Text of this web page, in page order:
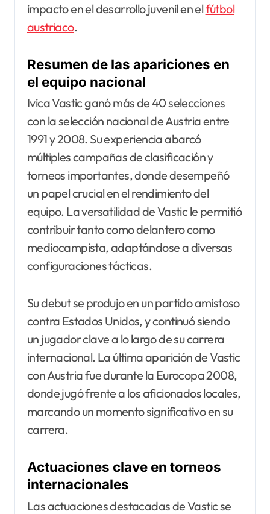
impacto en el desarrollo juvenil en elfútbol
austriaco.
Resumen de las apariciones en
el equipo nacional
Ivica Vastic ganó más de 40 selecciones
con la selección nacional de Austria entre
1991 y 2008. Su experiencia abarcó
múltiples campañas de clasificación y
torneos importantes, donde desempeñó
un papel crucial en el rendimiento del
equipo. La versatilidad de Vastic le permitió
contribuir tanto como delantero como
mediocampista, adaptándose a diversas
configuraciones tácticas.
Su debut se produjo en un partido amistoso
contra Estados Unidos, y continuó siendo
un jugador clave a lo largo de su carrera
internacional. La última aparición de Vastic
con Austria fue durante la Eurocopa 2008,
donde jugó frente a los aficionados locales,
marcando un momento significativo en su
carrera.
Actuaciones clave en torneos
internacionales
Las actuaciones destacadas de Vastic se